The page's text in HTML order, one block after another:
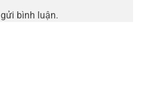
bình luận.